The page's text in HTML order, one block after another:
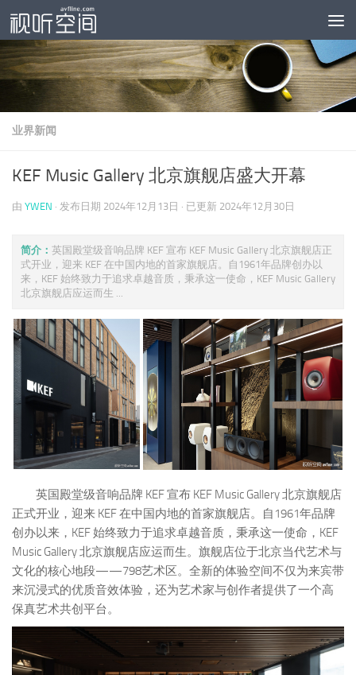
跳至内容
业界新闻
KEF Music Gallery 北京旗舰店盛大开幕
由 YWEN · 发布日期 2024年12月13日 · 已更新 2024年12月30日
简介： 英国殿堂级音响品牌 KEF 宣布 KEF Music Gallery 北京旗舰店正
式开业，迎来 KEF 在中国内地的首家旗舰店。自1961年品牌创办以
来，KEF 始终致力于追求卓越音质，秉承这一使命，KEF Music Gallery
北京旗舰店应运而生 ...
英国殿堂级音响品牌 KEF 宣布 KEF Music Gallery 北京旗舰店
正式开业，迎来 KEF 在中国内地的首家旗舰店。自1961年品牌
创办以来，KEF 始终致力于追求卓越音质，秉承这一使命，KEF
Music Gallery 北京旗舰店应运而生。旗舰店位于北京当代艺术与
文化的核心地段——798艺术区。全新的体验空间不仅为来宾带
来沉浸式的优质音效体验，还为艺术家与创作者提供了一个高
保真艺术共创平台。